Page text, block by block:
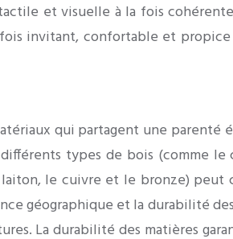
et visuelle à la fois
fois invitant, confortable et
qui partagent une parenté
types de bois (comme
le cuivre et le bronze) peut
géographique et la durabilité
La durabilité des matières